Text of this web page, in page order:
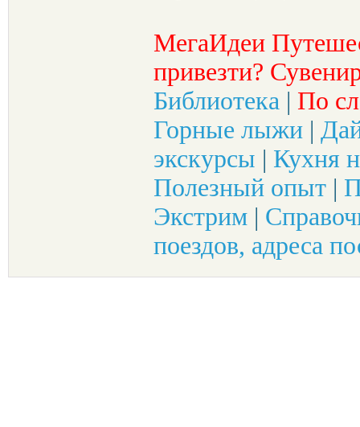
МегаИдеи
привезти?
Библиотека | По
Горные лыжи |
экскурсы | Кухня
Полезный опыт |
Экстрим |
поездов, адреса